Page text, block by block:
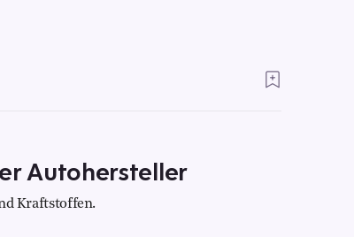
Autohersteller
Kraftstoffen.